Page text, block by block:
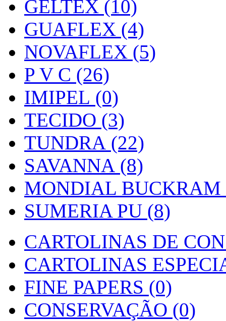
GELTEX (10)
GUAFLEX (4)
NOVAFLEX (5)
P V C (26)
IMIPEL (0)
TECIDO (3)
TUNDRA (22)
SAVANNA (8)
MONDIAL BUCKRAM
SUMERIA PU (8)
CARTOLINAS DE
CARTOLINAS
FINE PAPERS (0)
CONSERVAÇÃO (0)